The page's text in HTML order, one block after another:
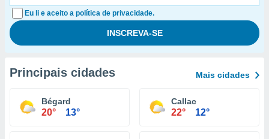
Eu li e aceito a política de privacidade.
Principais cidades Mais cidades
Bégard
20° 13°
Callac
22° 12°